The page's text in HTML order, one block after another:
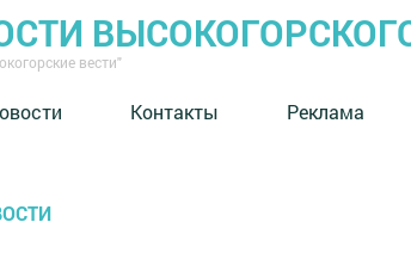
вести"
Контакты Реклама